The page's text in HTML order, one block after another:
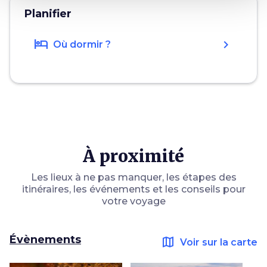
Planifier
hotel Où dormir ? chevron_right
À proximité
Les lieux à ne pas manquer, les étapes des
itinéraires, les événements et les conseils pour
votre voyage
Évènements map Voir sur la carte